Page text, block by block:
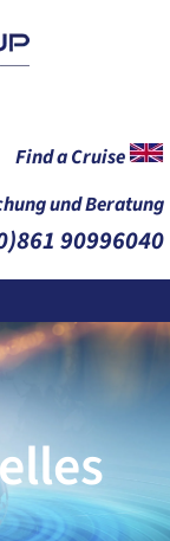
Find a Cruise
und Beratung
90996040